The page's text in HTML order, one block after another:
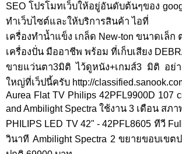
SEO โปรโมทเว็บให้อยู่อันดับต้นๆของ
ทำเว็บไซต์และให้บริการสินค้า ไอที่
เครื่องทำน้ำแข็ง เกล็ด New-ton ขนาดเล็
เครื่องปั่น มืออาชีพ พร้อม ที่เก็บเสียง
ขายแว่นตา3มิติ ไว้ดูหนัง+เกมส์3 มิติ อย่
ใหญ่ที่เว็ปนี้ครับ http://
Aurea Flat TV Philips 42PFL9900D 107
and Ambilight Spectra ใช้งาน 3 เดือน สภ
PHILIPS LED TV 42" - 42PFL8605 ทีวี
วินาที Ambilight Spectra 2 ขยายขอบเข